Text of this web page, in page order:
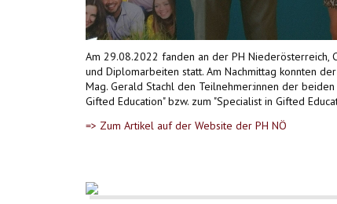
Am 29.08.2022 fanden an der PH Niederösterreich,
und Diplomarbeiten statt. Am Nachmittag konnten
Mag. Gerald Stachl den Teilnehmer:innen der
Gifted Education" bzw. zum "Specialist in Gifted
=> Zum Artikel auf der Website der PH NÖ